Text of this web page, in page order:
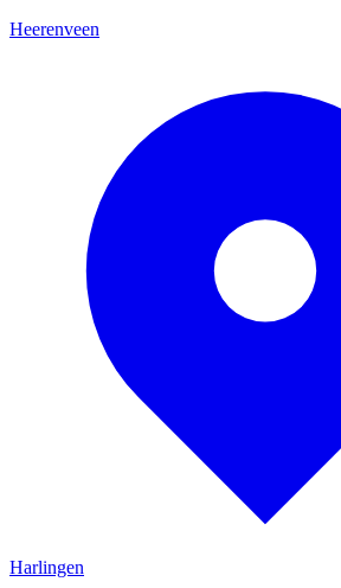
Heerenveen
Harlingen